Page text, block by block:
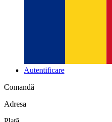
Autentificare
Comandă
Adresa